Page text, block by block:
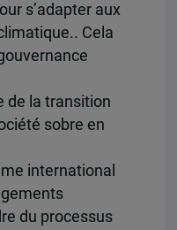
s’adapter aux
Cela
de la transition
sobre en
international
du processus